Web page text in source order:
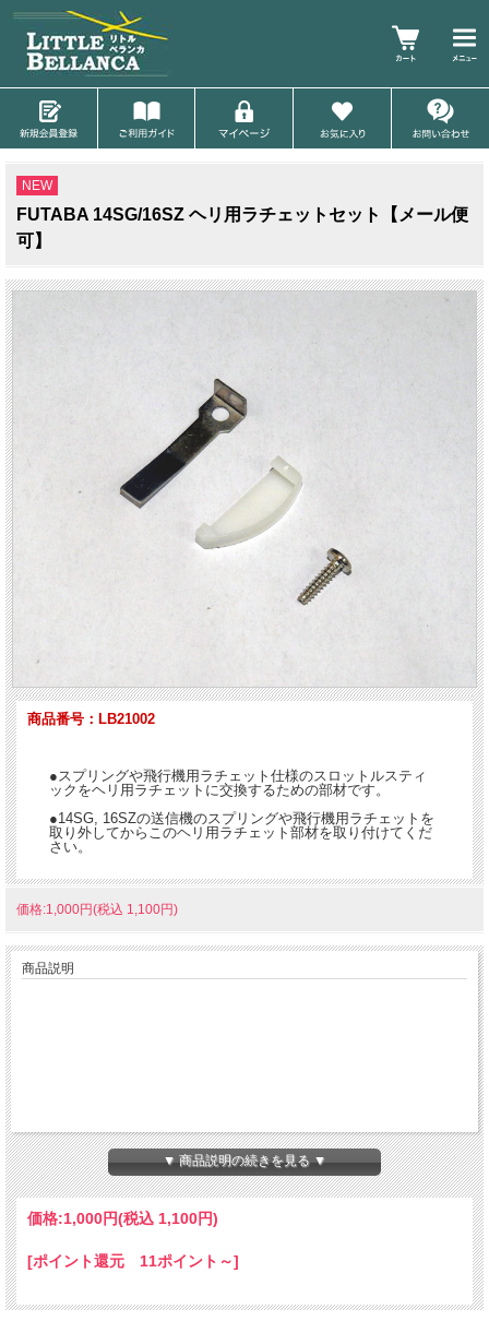
NEW
FUTABA 14SG/16SZ ヘリ用ラチェットセット【メール便
可】
商品番号：LB21002
●スプリングや飛行機用ラチェット仕様のスロットルスティ
ックをヘリ用ラチェットに交換するための部材です。
●14SG, 16SZの送信機のスプリングや飛行機用ラチェットを
取り外してからこのヘリ用ラチェット部材を取り付けてくだ
さい。
価格:1,000円(税込 1,100円)
商品説明
▼ 商品説明の続きを見る ▼
価格:1,000円(税込 1,100円)
[ポイント還元 11ポイント～]